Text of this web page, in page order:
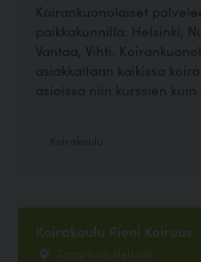
Koirankuonolaiset
paikkakunnilla: Helsinki,
Vantaa, Vihti.
asiakkaitaan kaikissa
asioissa niin kurssien kuin
Koirakoulu Pieni Koiruus
Tattarisuo, Helsinki